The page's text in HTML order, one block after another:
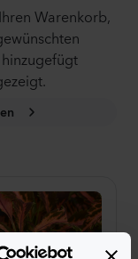
Warenkorb,